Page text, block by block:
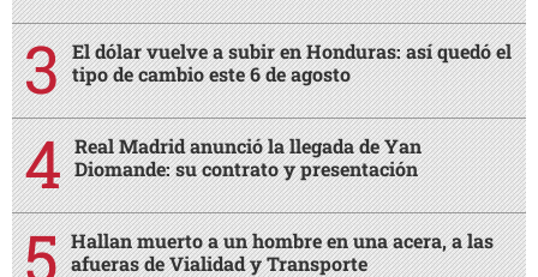
El dólar vuelve a subir en Honduras: así quedó el
tipo de cambio este 6 de agosto
Real Madrid anunció la llegada de Yan
Diomande: su contrato y presentación
Hallan muerto a un hombre en una acera, a las
afueras de Vialidad y Transporte